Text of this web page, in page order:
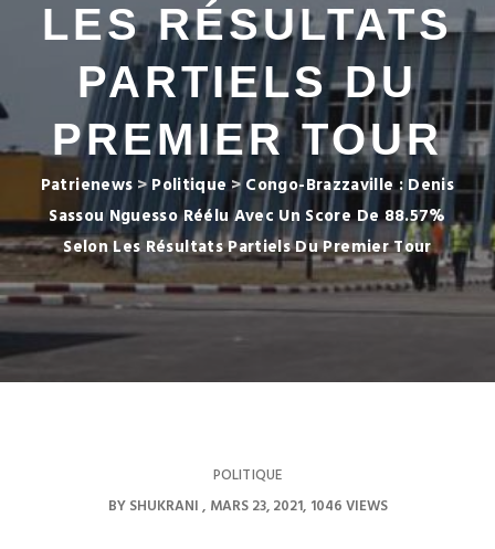
LES RÉSULTATS
PARTIELS DU
PREMIER TOUR
Patrienews >Politique >Congo-Brazzaville : Denis
Sassou Nguesso Réélu Avec Un Score De 88.57%
Selon Les Résultats Partiels Du Premier Tour
POLITIQUE
BYSHUKRANI MARS 23, 2021 1046 VIEWS